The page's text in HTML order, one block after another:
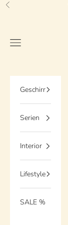
Zum Inhalt springen
Zurück
Menü
Geschirr
Serien
Interior
Lifestyle
SALE %